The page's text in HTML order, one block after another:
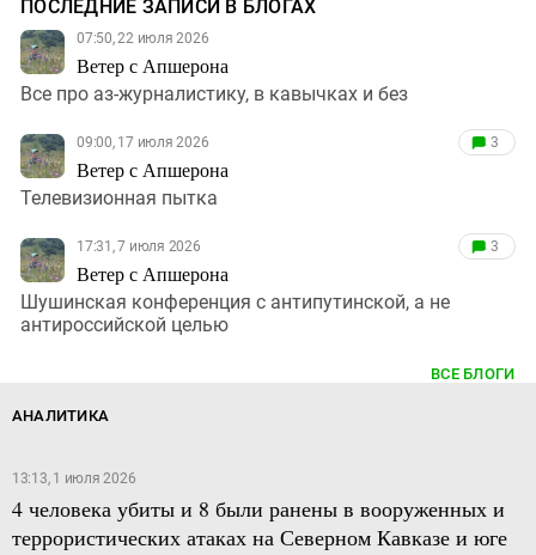
ПОСЛЕДНИЕ ЗАПИСИ В БЛОГАХ
07:50, 22 июля 2026
Ветер с Апшерона
Все про аз-журналистику, в кавычках и без
09:00, 17 июля 2026
Ветер с Апшерона
3
Телевизионная пытка
17:31, 7 июля 2026
Ветер с Апшерона
3
Шушинская конференция с антипутинской, а не
антироссийской целью
ВСЕ БЛОГИ
АНАЛИТИКА
13:13, 1 июля 2026
4 человека убиты и 8 были ранены в вооруженных и
террористических атаках на Северном Кавказе и юге